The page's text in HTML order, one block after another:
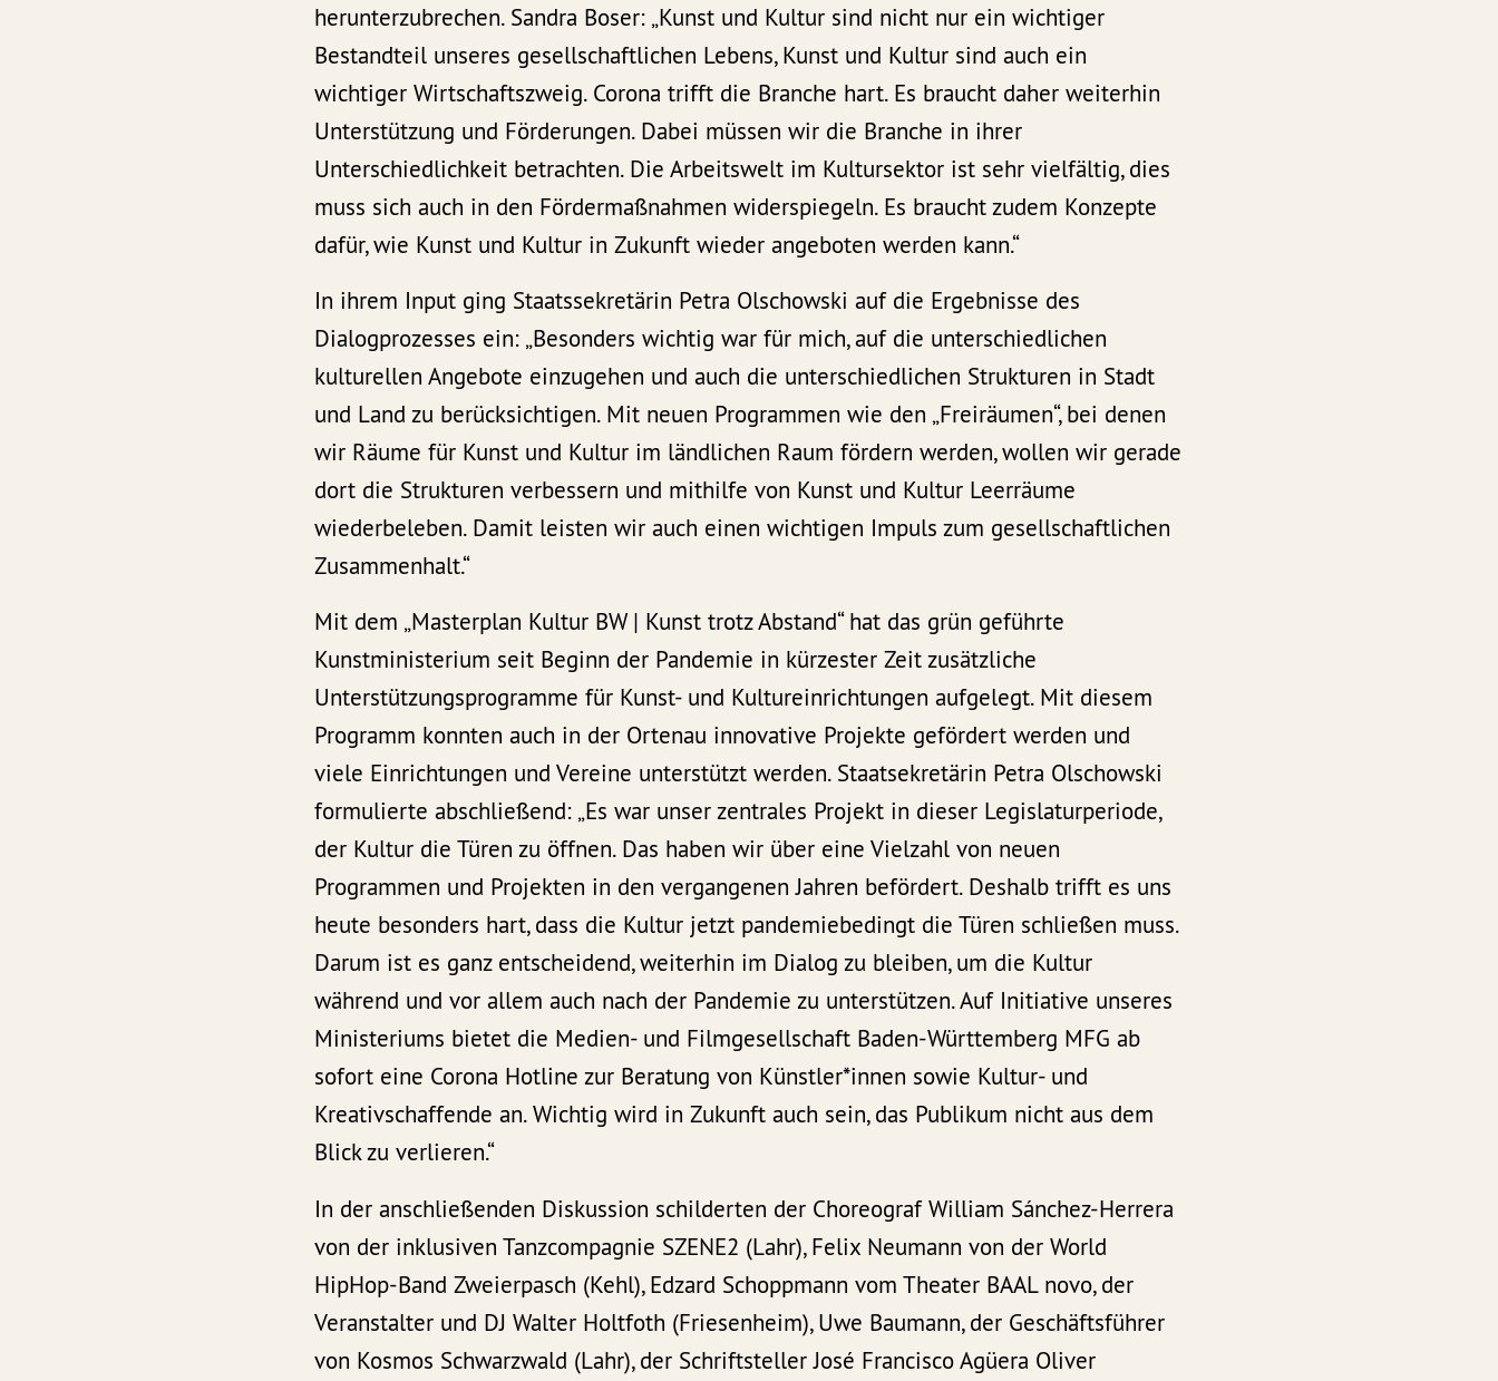
herunterzubrechen. Sandra Boser: „Kunst und Kultur sind nicht nur ein wichtiger
Bestandteil unseres gesellschaftlichen Lebens, Kunst und Kultur sind auch ein
wichtiger Wirtschaftszweig. Corona trifft die Branche hart. Es braucht daher weiterhin
Unterstützung und Förderungen. Dabei müssen wir die Branche in ihrer
Unterschiedlichkeit betrachten. Die Arbeitswelt im Kultursektor ist sehr vielfältig, dies
muss sich auch in den Fördermaßnahmen widerspiegeln. Es braucht zudem Konzepte
dafür, wie Kunst und Kultur in Zukunft wieder angeboten werden kann.“
In ihrem Input ging Staatssekretärin Petra Olschowski auf die Ergebnisse des
Dialogprozesses ein: „Besonders wichtig war für mich, auf die unterschiedlichen
kulturellen Angebote einzugehen und auch die unterschiedlichen Strukturen in Stadt
und Land zu berücksichtigen. Mit neuen Programmen wie den „Freiräumen“, bei denen
wir Räume für Kunst und Kultur im ländlichen Raum fördern werden, wollen wir gerade
dort die Strukturen verbessern und mithilfe von Kunst und Kultur Leerräume
wiederbeleben. Damit leisten wir auch einen wichtigen Impuls zum gesellschaftlichen
Zusammenhalt.“
Mit dem „Masterplan Kultur BW | Kunst trotz Abstand“ hat das grün geführte
Kunstministerium seit Beginn der Pandemie in kürzester Zeit zusätzliche
Unterstützungsprogramme für Kunst- und Kultureinrichtungen aufgelegt. Mit diesem
Programm konnten auch in der Ortenau innovative Projekte gefördert werden und
viele Einrichtungen und Vereine unterstützt werden. Staatsekretärin Petra Olschowski
formulierte abschließend: „Es war unser zentrales Projekt in dieser Legislaturperiode,
der Kultur die Türen zu öffnen. Das haben wir über eine Vielzahl von neuen
Programmen und Projekten in den vergangenen Jahren befördert. Deshalb trifft es uns
heute besonders hart, dass die Kultur jetzt pandemiebedingt die Türen schließen muss.
Darum ist es ganz entscheidend, weiterhin im Dialog zu bleiben, um die Kultur
während und vor allem auch nach der Pandemie zu unterstützen. Auf Initiative unseres
Ministeriums bietet die Medien- und Filmgesellschaft Baden-Württemberg MFG ab
sofort eine Corona Hotline zur Beratung von Künstler*innen sowie Kultur- und
Kreativschaffende an. Wichtig wird in Zukunft auch sein, das Publikum nicht aus dem
Blick zu verlieren.“
In der anschließenden Diskussion schilderten der Choreograf William Sánchez-Herrera
von der inklusiven Tanzcompagnie SZENE2 (Lahr), Felix Neumann von der World
HipHop-Band Zweierpasch (Kehl), Edzard Schoppmann vom Theater BAAL novo, der
Veranstalter und DJ Walter Holtfoth (Friesenheim), Uwe Baumann, der Geschäftsführer
von Kosmos Schwarzwald (Lahr), der Schriftsteller José Francisco Agüera Oliver